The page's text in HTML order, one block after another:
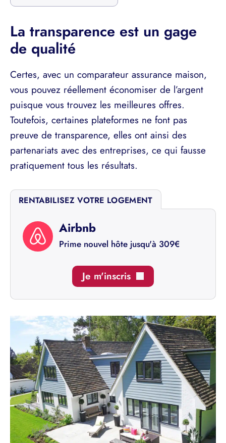
La transparence est un gage
de qualité
Certes, avec un comparateur assurance maison,
vous pouvez réellement économiser de l’argent
puisque vous trouvez les meilleures offres.
Toutefois, certaines plateformes ne font pas
preuve de transparence, elles ont ainsi des
partenariats avec des entreprises, ce qui fausse
pratiquement tous les résultats.
RENTABILISEZ VOTRE LOGEMENT
Airbnb
Prime nouvel hôte jusqu'à 309€
Je m'inscris